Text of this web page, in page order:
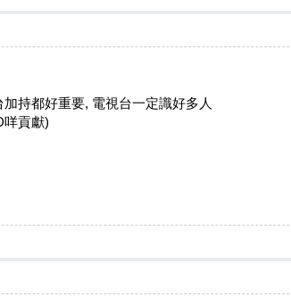
持都好重要, 電視台一定識好多人
咩貢獻)